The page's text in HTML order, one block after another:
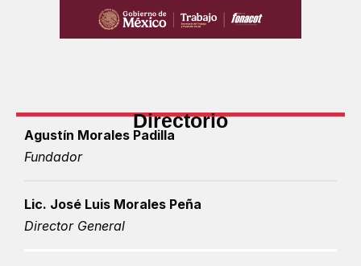
Directorio
Agustín Morales Padilla
Fundador
Lic. José Luis Morales Peña
Director General